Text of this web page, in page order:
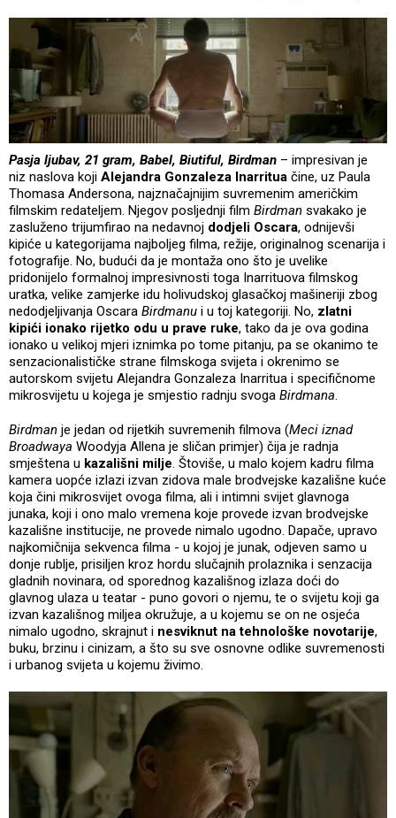
Pasja ljubav, 21 gram, Babel, Biutiful, Birdman – impresivan je
niz naslova koji Alejandra Gonzaleza Inarritua čine, uz Paula
Thomasa Andersona, najznačajnijim suvremenim američkim
filmskim redateljem. Njegov posljednji film Birdman svakako je
zasluženo trijumfirao na nedavnoj dodjeli Oscara, odnijevši
kipiće u kategorijama najboljeg filma, režije, originalnog scenarija i
fotografije. No, budući da je montaža ono što je uvelike
pridonijelo formalnoj impresivnosti toga Inarrituova filmskog
uratka, velike zamjerke idu holivudskoj glasačkoj mašineriji zbog
nedodjeljivanja Oscara Birdmanu i u toj kategoriji. No, zlatni
kipići ionako rijetko odu u prave ruke, tako da je ova godina
ionako u velikoj mjeri iznimka po tome pitanju, pa se okanimo te
senzacionalističke strane filmskoga svijeta i okrenimo se
autorskom svijetu Alejandra Gonzaleza Inarritua i specifičnome
mikrosvijetu u kojega je smjestio radnju svoga Birdmana.
Birdman je jedan od rijetkih suvremenih filmova (Meci iznad
Broadwaya Woodyja Allena je sličan primjer) čija je radnja
smještena u kazališni milje. Štoviše, u malo kojem kadru filma
kamera uopće izlazi izvan zidova male brodvejske kazališne kuće
koja čini mikrosvijet ovoga filma, ali i intimni svijet glavnoga
junaka, koji i ono malo vremena koje provede izvan brodvejske
kazališne institucije, ne provede nimalo ugodno. Dapače, upravo
najkomičnija sekvenca filma - u kojoj je junak, odjeven samo u
donje rublje, prisiljen kroz hordu slučajnih prolaznika i senzacija
gladnih novinara, od sporednog kazališnog izlaza doći do
glavnog ulaza u teatar - puno govori o njemu, te o svijetu koji ga
izvan kazališnog miljea okružuje, a u kojemu se on ne osjeća
nimalo ugodno, skrajnut i nesviknut na tehnološke novotarije,
buku, brzinu i cinizam, a što su sve osnovne odlike suvremenosti
i urbanog svijeta u kojemu živimo.